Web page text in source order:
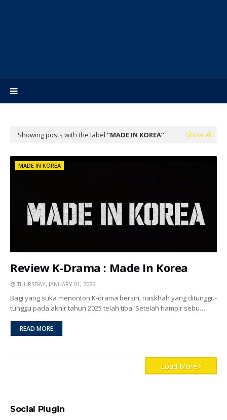
Showing posts with the label MADE IN KOREA Show all
MADE IN KOREA
Review K-Drama : Made In Korea
THURSDAY, JANUARY 01, 2026
Bagi yang suka menonton K-drama bersiri, naskhah yang ditunggu-
tunggu pada akhir tahun 2025 telah tiba. Setelah hampir sebu…
READ MORE
Load More
Social Plugin